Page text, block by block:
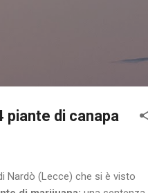
piante di canapa
Nardò (Lecce) che si è visto